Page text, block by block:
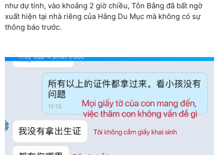
như dự tính, vào khoảng 2 giờ chiều, Tôn Bằng đã bất ngờ
xuất hiện tại nhà riêng của Hằng Du Mục mà không có sự
thông báo trước.